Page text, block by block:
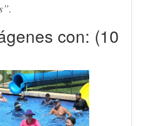
con: (10